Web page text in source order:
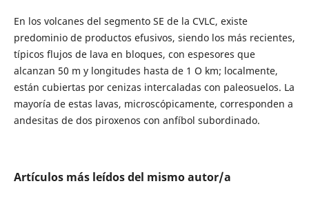
En los volcanes del segmento SE de la CVLC, existe
predominio de productos efusivos, siendo los más recientes,
típicos flujos de lava en bloques, con espesores que
alcanzan 50 m y longitudes hasta de 1 O km; localmente,
están cubiertas por cenizas intercaladas con paleosuelos. La
mayoría de estas lavas, microscópicamente, corresponden a
andesitas de dos piroxenos con anfíbol subordinado.
Artículos más leídos del mismo autor/a